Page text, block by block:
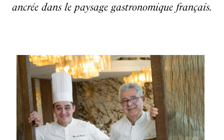
ancrée dans le paysage gastronomique français.